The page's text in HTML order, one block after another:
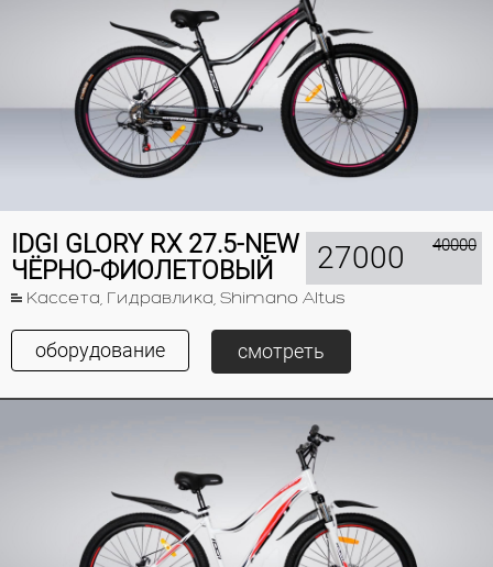
IDGI GLORY RX 27.5-NEW
ЧЁРНО-ФИОЛЕТОВЫЙ
Кассета, Гидравлика, Shimano Altus
27000 40000
оборудование смотреть